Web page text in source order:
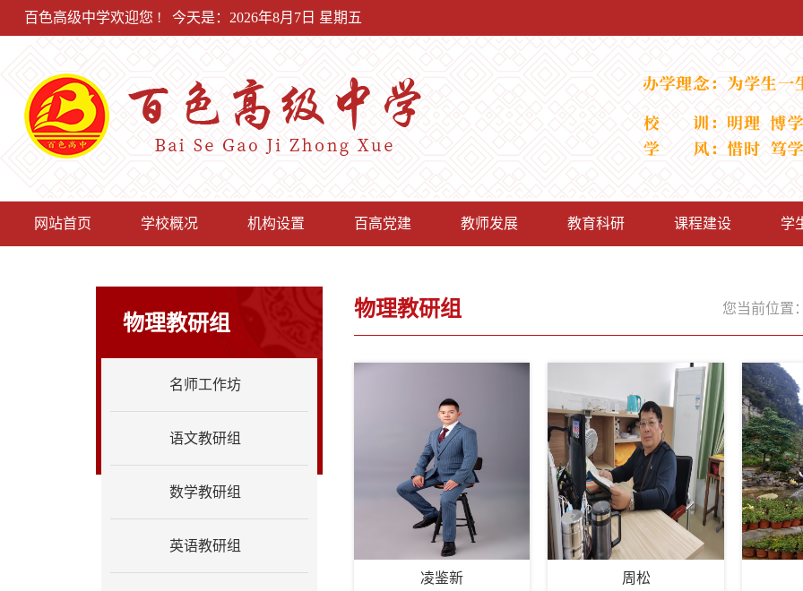
百色高级中学欢迎您 ! 今天是：2026年8月7日 星期五
网站首页 学校概况 机构设置 百高党建 教师发展 教育科研 课程建设 学
物理教研组
名师工作坊
语文教研组
数学教研组
英语教研组
物理教研组 您当前位置
凌鉴新 周松